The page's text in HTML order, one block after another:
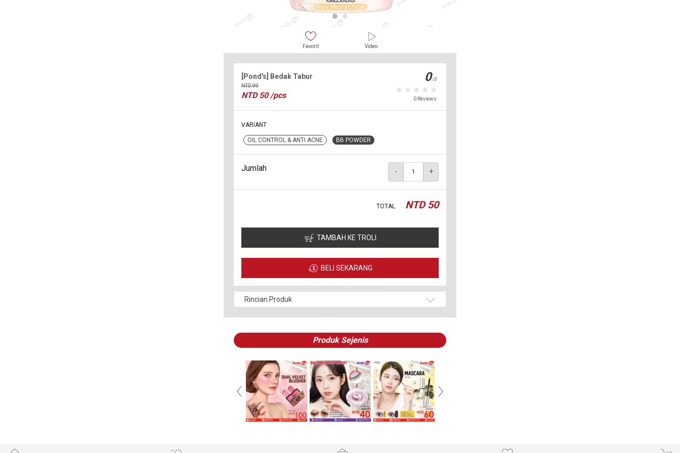
Favorit Video
[Pond's] Bedak Tabur
NTD99
NTD50 /pcs
0/5
0 Reviews
VARIANT
OIL CONTROL & ANTI ACNE BB POWDER
Jumlah - +
TOTAL NTD 50
TAMBAH KE TROLI
BELI SEKARANG
Rincian Produk
Produk Sejenis